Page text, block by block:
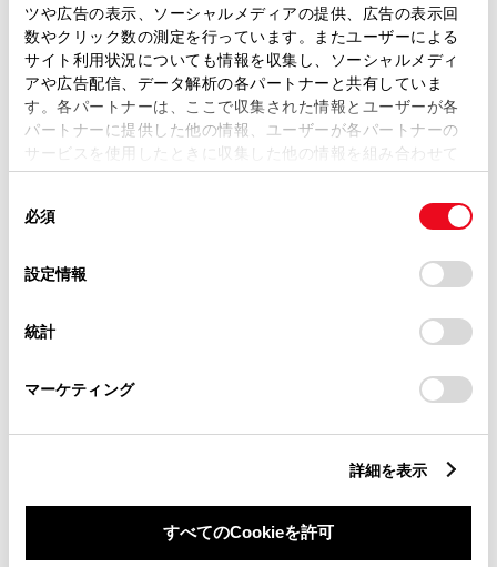
ツや広告の表示、ソーシャルメディアの提供、広告の表示回
数やクリック数の測定を行っています。またユーザーによる
サイト利用状況についても情報を収集し、ソーシャルメディ
アや広告配信、データ解析の各パートナーと共有していま
す。各パートナーは、ここで収集された情報とユーザーが各
パートナーに提供した他の情報、ユーザーが各パートナーの
サービスを使用したときに収集した他の情報を組み合わせて
使用することがあります。当ウェブサイトの使用を続行する
デバイスにすべてのCookie(クッキー)が保存されることに同
意したことになります。Cookie(クッキー)のオプトアウト、
設定の変更、同意を撤回したりするにあたっては、当社の
「Cookie（クッキー）情報の取り扱いについて
」をご覧くだ
必須
設定情報
統計
マーケティング
詳細を表示
すべてのCookieを許可
必須 都道府県
市区町村名